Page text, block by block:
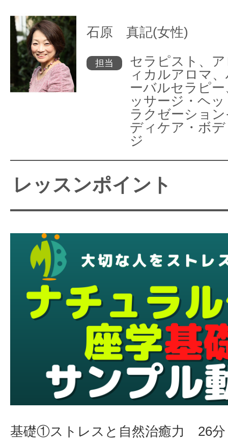
石原 真記(女性)
担当
セラピスト、
ィカルアロマ
ーバルセラピ
ッサージ・ヘ
ラクゼーショ
ディケア・ボ
ジ
レッスンポイント
基礎①ストレスと自然治癒力 26分